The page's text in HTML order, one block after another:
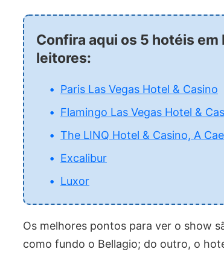
Confira aqui os 5 hotéis
leitores:
Paris Las Vegas Hotel & Casino
Flamingo Las Vegas Hotel &
The LINQ Hotel & Casino, A
Excalibur
Luxor
Os melhores pontos para ver o show
como fundo o Bellagio; do outro, o